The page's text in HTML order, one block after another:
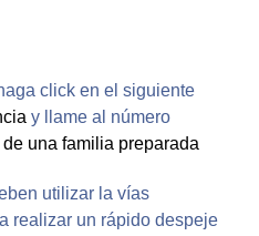
click en el siguiente
y llame al número
una familia preparada
utilizar la vías
realizar un rápido despeje